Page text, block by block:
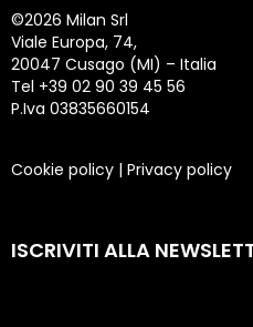
©2026 Milan Srl
Viale Europa, 74,
20047 Cusago (MI) – Italia
Tel +39 02 90 39 45 56
P.Iva 03835660154
Cookie policy | Privacy policy
ISCRIVITI ALLA